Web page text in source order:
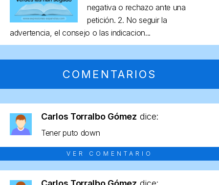
negativa o rechazo ante una
petición. 2. No seguir la
advertencia, el consejo o las indicacion...
COMENTARIOS
Carlos Torralbo Gómez dice:
Tener puto down
VER COMENTARIO